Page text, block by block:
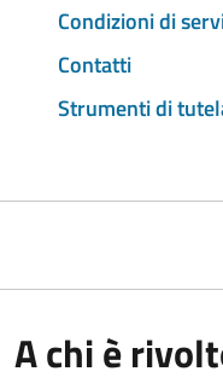
Condizioni di
Contatti
Strumenti di
A chi è